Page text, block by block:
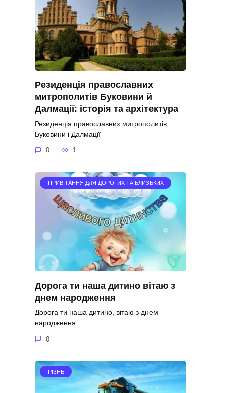
Резиденція православних
митрополитів Буковини й
Далмації: історія та архітектура
Резиденція православних митрополитів
Буковини і Далмації
0 1
ПРИВІТАННЯ ДЛЯ ДОРОГИХ ТА БЛИЗЬКИХ
Дорога ти наша дитино вітаю з
днем народження
Дорога ти наша дитино, вітаю з днем
народження.
0
РІЗНЕ